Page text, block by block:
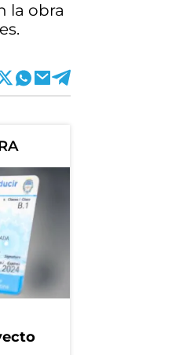
la obra